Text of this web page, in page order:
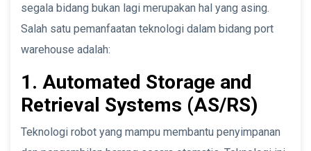
segala bidang bukan lagi merupakan hal yang asing.
Salah satu pemanfaatan teknologi dalam bidang port
warehouse adalah:
1. Automated Storage and
Retrieval Systems (AS/RS)
Teknologi robot yang mampu membantu penyimpanan